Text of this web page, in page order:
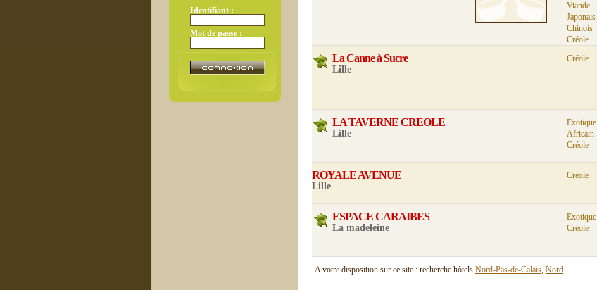
Identifiant :
Mot de passe :
Viande
Japonais
Chinois
Créole
La Canne à Sucre
Lille
Créole
LA TAVERNE CREOLE
Lille
Exotique
Africain
Créole
ROYALE AVENUE
Lille
Créole
ESPACE CARAIBES
La madeleine
Exotique
Créole
A votre disposition sur ce site : recherche hôtels Nord-Pas-de-Calais, Nord